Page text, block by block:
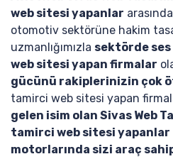
web sitesi yapanlar arasında
otomotiv sektörüne hakim
uzmanlığımızla sektörde
web sitesi yapan firmalar
gücünü rakiplerinizin çok
tamirci web sitesi yapan
gelen isim olan Sivas Web
tamirci web sitesi yapanlar
motorlarında sizi araç